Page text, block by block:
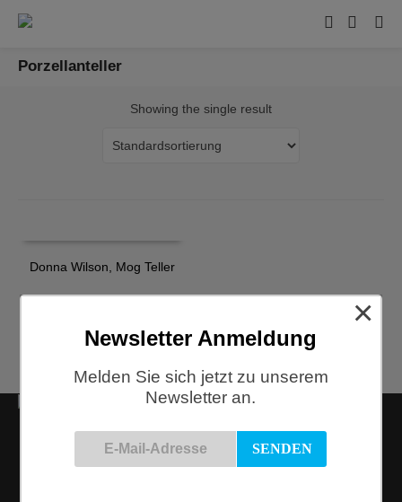
Porzellanteller
Showing the single result
Donna Wilson, Mog Teller
Siemensstraße 9
50825 Köln
Tel.: 0221 / 16 99 61
Newsletter Anmeldung
Melden Sie sich jetzt zu unserem
Newsletter an.
×